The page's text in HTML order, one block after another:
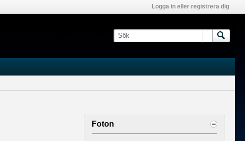
Logga in eller registrera dig
Foton